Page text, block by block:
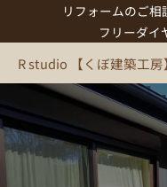
ッ
プ
リフォームのご相
フリーダイ
R studio 【くぼ建築工房】